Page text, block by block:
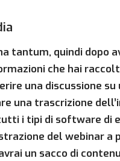
tantum, quindi dopo
che hai
una discussione
una trascrizione
i tipi di software di
del webinar a
un sacco di